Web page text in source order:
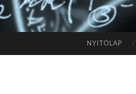
A
NYITÓLAP